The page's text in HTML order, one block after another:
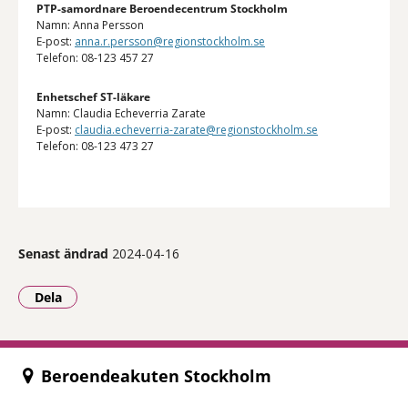
PTP-samordnare Beroendecentrum Stockholm
Namn: Anna Persson
E-post: anna.r.persson@regionstockholm.se
Telefon: 08-123 457 27
Enhetschef ST-läkare
Namn: Claudia Echeverria Zarate
E-post: claudia.echeverria-zarate@regionstockholm.se
Telefon: 08-123 473 27
Senast ändrad 2024-04-16
Dela
- Klicka för att öppna delningsalternativ.
Beroendeakuten Stockholm